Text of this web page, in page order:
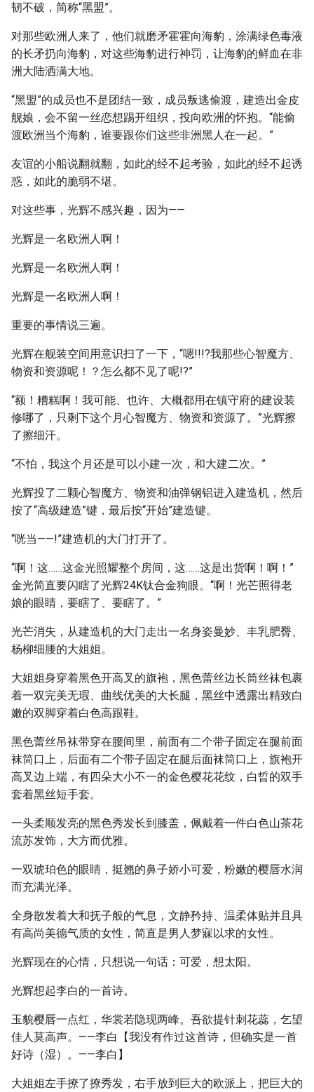
韧不破，简称“黑盟”。
对那些欧洲人来了，他们就磨矛霍霍向海豹，涂满绿色毒液
的长矛扔向海豹，对这些海豹进行神罚，让海豹的鲜血在非
洲大陆洒满大地。
“黑盟”的成员也不是团结一致，成员叛逃偷渡，建造出金皮
舰娘，会不留一丝恋想踢开组织，投向欧洲的怀抱。“能偷
渡欧洲当个海豹，谁要跟你们这些非洲黑人在一起。”
友谊的小船说翻就翻，如此的经不起考验，如此的经不起诱
惑，如此的脆弱不堪。
对这些事，光辉不感兴趣，因为——
光辉是一名欧洲人啊！
光辉是一名欧洲人啊！
光辉是一名欧洲人啊！
重要的事情说三遍。
光辉在舰装空间用意识扫了一下，“嗯!!!?我那些心智魔方、
物资和资源呢！？怎么都不见了呢!?”
“额！糟糕啊！我可能、也许、大概都用在镇守府的建设装
修哪了，只剩下这个月心智魔方、物资和资源了。”光辉擦
了擦细汗。
“不怕，我这个月还是可以小建一次，和大建二次。”
光辉投了二颗心智魔方、物资和油弹钢铝进入建造机，然后
按了“高级建造”键，最后按“开始”建造键。
“咣当——!”建造机的大门打开了。
“啊！这……这金光照耀整个房间，这……这是出货啊！啊！”
金光简直要闪瞎了光辉24K钛合金狗眼。“啊！光芒照得老
娘的眼睛，要瞎了、要瞎了。”
光芒消失，从建造机的大门走出一名身姿曼妙、丰乳肥臀、
杨柳细腰的大姐姐。
大姐姐身穿着黑色开高叉的旗袍，黑色蕾丝边长筒丝袜包裹
着一双完美无瑕、曲线优美的大长腿，黑丝中透露出精致白
嫩的双脚穿着白色高跟鞋。
黑色蕾丝吊袜带穿在腰间里，前面有二个带子固定在腿前面
袜筒口上，后面有二个带子固定在腿后面袜筒口上，旗袍开
高叉边上端，有四朵大小不一的金色樱花花纹，白晢的双手
套着黑丝短手套。
一头柔顺发亮的黑色秀发长到膝盖，佩戴着一件白色山茶花
流苏发饰，大方而优雅。
一双琥珀色的眼睛，挺翘的鼻子娇小可爱，粉嫩的樱唇水润
而充满光泽。
全身散发着大和抚子般的气息，文静矜持、温柔体贴并且具
有高尚美德气质的女性，简直是男人梦寐以求的女性。
光辉现在的心情，只想说一句话：可爱，想太阳。
光辉想起李白的一首诗。
玉貌樱唇一点红，华裳若隐现两峰。吾欲提针刺花蕊，乞望
佳人莫高声。——李白【我没有作过这首诗，但确实是一首
好诗（湿）。——李白】
大姐姐左手撩了撩秀发，右手放到巨大的欧派上，把巨大的